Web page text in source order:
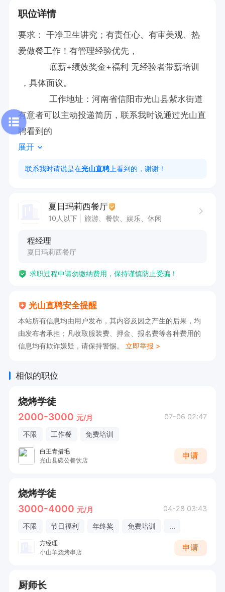
职位详情
要求： 干净卫生讲究；有责任心、有审美观、热
爱做餐工作！有管理经验优先，
            底薪+绩效奖金+福利 无经验者带薪培训
，具体面议。
            工作地址：河南省信阳市光山县紫水街道
有意者可以主动投递简历，联系我时说通过光山直
聘看到的
展开
联系我时请说是在光山直聘 上看到的，谢谢！
夏日玛莉西餐厅
10人以下 旅游、餐饮、娱乐、休闲
程经理
夏日玛莉西餐厅
求职过程中请勿缴纳费用，保持谨慎防止受骗！
光山直聘安全提醒
本站所有信息均由用户发布，其内容及因之产生的后果，均
由发布者承担；凡收取服装费、押金、报名费等各种费用的
信息均有欺诈嫌疑，请保持警惕。 立即举报 >
相似的职位
烧烤学徒
2000-3000 元/月 07-06 02:47
不限 工作餐 免费培训
白王青措毛
光山县碳公餐饮店
申请
烧烤学徒
3000-4000 元/月 04-28 03:43
不限 节日福利 年终奖 免费培训 ...
方经理
小山羊烧烤串店
申请
厨师长